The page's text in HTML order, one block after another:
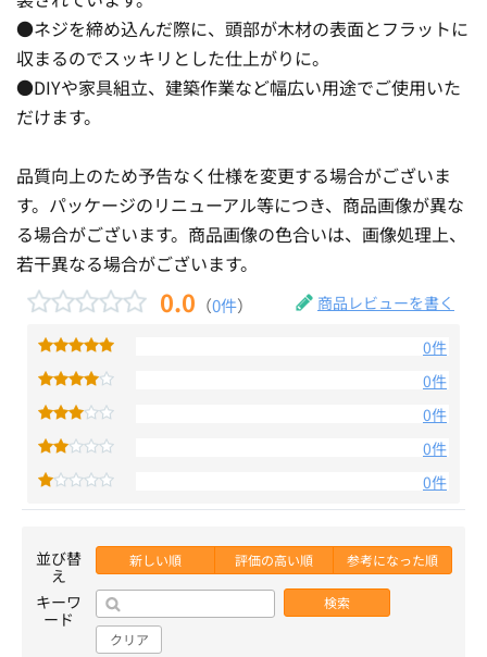
●ネジを締め込んだ際に、頭部が木材の表面とフラットに
収まるのでスッキリとした仕上がりに。
●DIYや家具組立、建築作業など幅広い用途でご使用いた
だけます。
品質向上のため予告なく仕様を変更する場合がございま
す。パッケージのリニューアル等につき、商品画像が異な
る場合がございます。商品画像の色合いは、画像処理上、
若干異なる場合がございます。
0.0 （0件） 商品レビューを書く
0件
0件
0件
0件
0件
並び替
え
新しい順 評価の高い順 参考になった順
キーワ
ード
検索
クリア